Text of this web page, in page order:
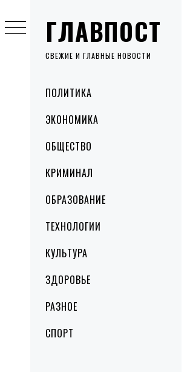
ГЛАВПОСТ
СВЕЖИЕ И ГЛАВНЫЕ НОВОСТИ
MenuПОЛИТИКА
ЭКОНОМИКА
ОБЩЕСТВО
КРИМИНАЛ
ОБРАЗОВАНИЕ
ТЕХНОЛОГИИ
КУЛЬТУРА
ЗДОРОВЬЕ
РАЗНОЕ
СПОРТ
to
content